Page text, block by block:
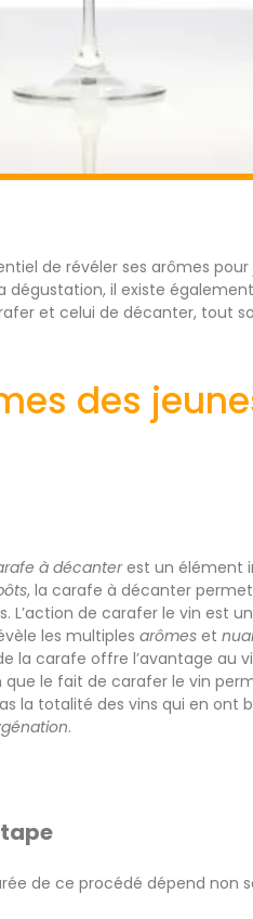
de révéler ses arômes
dégustation, il existe
et celui de décanter, tout
des
à décanterest un élément
, la carafe à décanter
L’action de carafer le vin est
les multiples arômes et
la carafe offre l’avantage au
le fait de carafer le vin
la totalité des vins qui en ont
.
de ce procédé dépend